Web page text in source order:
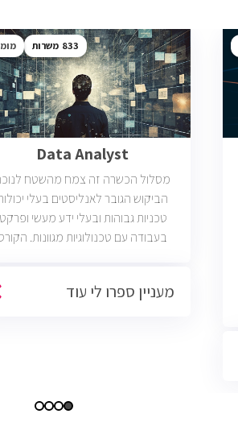
833
Data Analyst
מסלול הכשרה זה צמח מהשטח
הביקוש הגובר לאנליסטים בעלי
טכניות גבוהות ובעלי ידע מעשי
בעבודה עם טכנולוגיות מגוונות.
פתוחות בשוק והתפקיד מתאים
מעניין ספרו לי עוד